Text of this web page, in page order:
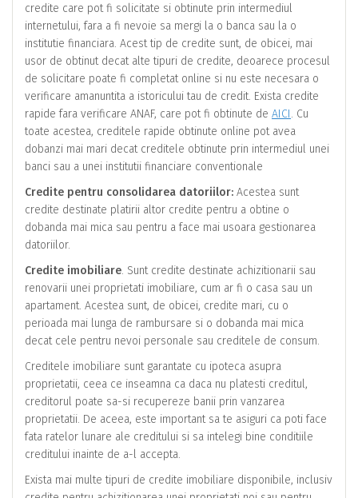
credite care pot fi solicitate si obtinute prin intermediul
internetului, fara a fi nevoie sa mergi la o banca sau la o
institutie financiara. Acest tip de credite sunt, de obicei, mai
usor de obtinut decat alte tipuri de credite, deoarece procesul
de solicitare poate fi completat online si nu este necesara o
verificare amanuntita a istoricului tau de credit. Exista credite
rapide fara verificare ANAF, care pot fi obtinute de AICI. Cu
toate acestea, creditele rapide obtinute online pot avea
dobanzi mai mari decat creditele obtinute prin intermediul unei
banci sau a unei institutii financiare conventionale
Credite pentru consolidarea datoriilor: Acestea sunt
credite destinate platirii altor credite pentru a obtine o
dobanda mai mica sau pentru a face mai usoara gestionarea
datoriilor.
Credite imobiliare. Sunt credite destinate achizitionarii sau
renovarii unei proprietati imobiliare, cum ar fi o casa sau un
apartament. Acestea sunt, de obicei, credite mari, cu o
perioada mai lunga de rambursare si o dobanda mai mica
decat cele pentru nevoi personale sau creditele de consum.
Creditele imobiliare sunt garantate cu ipoteca asupra
proprietatii, ceea ce inseamna ca daca nu platesti creditul,
creditorul poate sa-si recupereze banii prin vanzarea
proprietatii. De aceea, este important sa te asiguri ca poti face
fata ratelor lunare ale creditului si sa intelegi bine conditiile
creditului inainte de a-l accepta.
Exista mai multe tipuri de credite imobiliare disponibile, inclusiv